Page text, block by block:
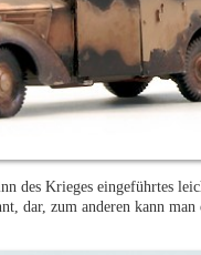
des Krieges eingeführtes
dar, zum anderen kann